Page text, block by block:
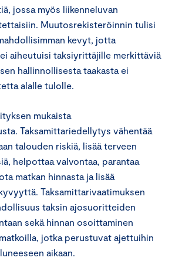
jossa myös liikenneluvan
Muutosrekisteröinnin tulisi
kevyt, jotta
aiheutuisi taksiyrittäjille merkittäviä
hallinnollisesta taakasta ei
alalle tulolle.
mukaista
Taksamittariedellytys vähentää
talouden riskiä, lisää terveen
helpottaa valvontaa, parantaa
matkan hinnasta ja lisää
Taksamittarivaatimuksen
taksin ajosuoritteiden
sekä hinnan osoittaminen
jotka perustuvat ajettuihin
aikaan.